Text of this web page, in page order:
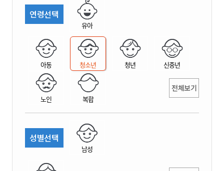
연령선택
유아
아동 청소년 청년 신중년
노인 복합
전체보기
성별선택
남성